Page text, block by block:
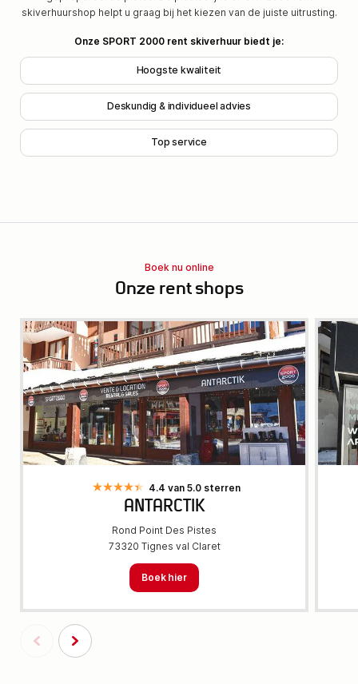
skiverhuurshop helpt u graag bij het kiezen van de juiste uitrusting.
Onze SPORT 2000 rent skiverhuur biedt je:
Hoogste kwaliteit
Deskundig & individueel advies
Top service
Boek nu online
Onze rent shops
4.4 van 5.0 sterren
ANTARCTIK
Rond Point Des Pistes
73320 Tignes val Claret
Boek hier